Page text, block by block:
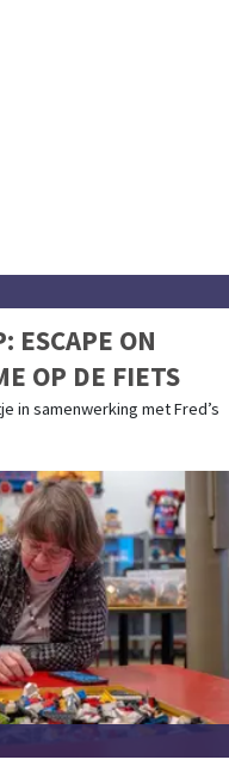
ESCAPE ON
OP DE FIETS
in samenwerking met Fred’s